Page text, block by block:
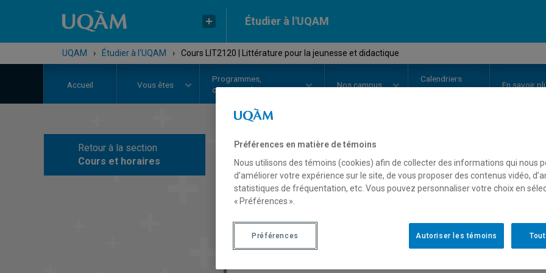
Étudier à l'UQAM
UQAM › Étudier à l'UQAM › Cours LIT2120 | Littérature pour la jeunesse et didactique
Accueil Vous êtes
Programmes,
cours et admission
Nos campus
Calendriers
universitaires
En savoir
Retour à la section
Cours et horaires
COURS// LIT2120-Littérature
didactique
Description Horaire - Été 2026
Préférences en matière de témoins
Nous utilisons des témoins (cookies) afin de collecter des informations qui nous
d’améliorer votre expérience sur le site, de vous proposer des contenus vidéo,
statistiques de fréquentation, etc. Vous pouvez personnaliser votre choix en
« Préférences ».
Autoriser les témoins
Préférences